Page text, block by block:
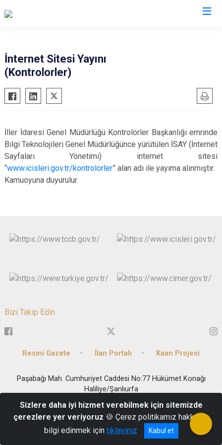
İnternet Sitesi Yayını
(Kontrolorler)
İller İdaresi Genel Müdürlüğü Kontrolörler Başkanlığı emrinde
Bilgi Teknolojileri Genel Müdürlüğünce yürütülen İSAY (İnternet
Sayfaları Yönetimi) internet sitesi
“www.icisleri.gov.tr/kontrolorler” alan adı ile yayıma alınmıştır.
Kamuoyuna duyurulur.
Bizi Takip Edin
Resmi Gazete İlan Portalı Kaan Projesi
Paşabağı Mah. Cumhuriyet Caddesi No:77 Hükümet Konağı
Haliliye/Şanlıurfa
+90 (414) 313 18 43
Sizlere daha iyi hizmet verebilmek için sitemizde
çerezlere yer veriyoruz 🍪 Çerez politikamız hakkında
bilgi edinmek için tıklayınız Kabul et